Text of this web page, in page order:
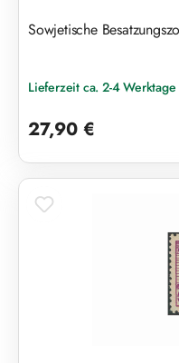
Sowjetische
Lieferzeit ca. 2-4 Werktage
27,90 €